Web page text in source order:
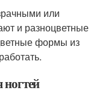
или
и разноцветные
формы из